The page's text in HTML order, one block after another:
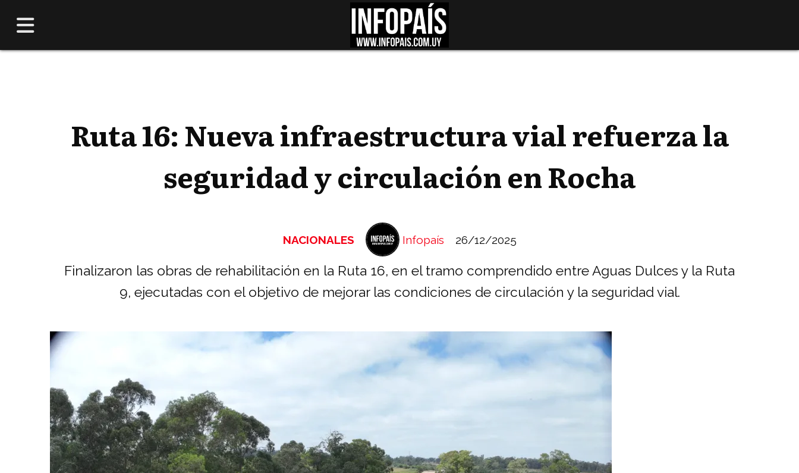
Ruta 16: Nueva infraestructura vial refuerza la
seguridad y circulación en Rocha
Finalizaron las obras de rehabilitación en la Ruta 16, en el tramo comprendido entre Aguas Dulces y la Ruta
9, ejecutadas con el objetivo de mejorar las condiciones de circulación y la seguridad vial.
NACIONALES 26/12/2025
Infopaís